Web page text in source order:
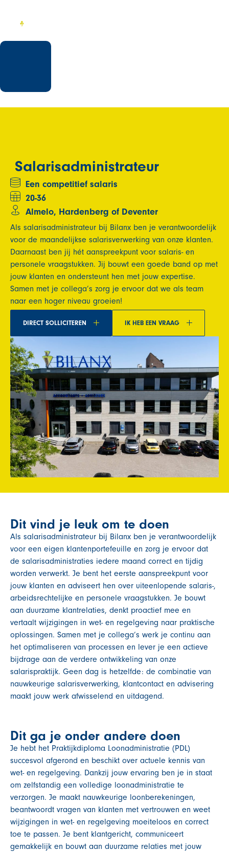
Salarisadministrateur
Een competitief salaris
20-36
Almelo, Hardenberg of Deventer
Als salarisadministrateur bij Bilanx ben je verantwoordelijk
voor de maandelijkse salarisverwerking van onze klanten.
Daarnaast ben jij hét aanspreekpunt voor salaris- en
personele vraagstukken. Jij bouwt een goede band op met
jouw klanten en ondersteunt hen met jouw expertise.
Samen met je collega’s zorg je ervoor dat we als team
naar een hoger niveau groeien!
DIRECT SOLLICITEREN IK HEB EEN VRAAG
Dit vind je leuk om te doen
Als salarisadministrateur bij Bilanx ben je verantwoordelijk
voor een eigen klantenportefeuille en zorg je ervoor dat
de salarisadministraties iedere maand correct en tijdig
worden verwerkt. Je bent het eerste aanspreekpunt voor
jouw klanten en adviseert hen over uiteenlopende salaris-,
arbeidsrechtelijke en personele vraagstukken. Je bouwt
aan duurzame klantrelaties, denkt proactief mee en
vertaalt wijzigingen in wet- en regelgeving naar praktische
oplossingen. Samen met je collega’s werk je continu aan
het optimaliseren van processen en lever je een actieve
bijdrage aan de verdere ontwikkeling van onze
salarispraktijk. Geen dag is hetzelfde: de combinatie van
nauwkeurige salarisverwerking, klantcontact en advisering
maakt jouw werk afwisselend en uitdagend.
Dit ga je onder andere doen
Je hebt het Praktijkdiploma Loonadministratie (PDL)
succesvol afgerond en beschikt over actuele kennis van
wet- en regelgeving. Dankzij jouw ervaring ben je in staat
om zelfstandig een volledige loonadministratie te
verzorgen. Je maakt nauwkeurige loonberekeningen,
beantwoordt vragen van klanten met vertrouwen en weet
wijzigingen in wet- en regelgeving moeiteloos en correct
toe te passen. Je bent klantgericht, communiceert
gemakkelijk en bouwt aan duurzame relaties met jouw